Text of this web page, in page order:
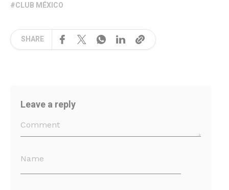
CLUB MÉXICO
SHARE
Leave a reply